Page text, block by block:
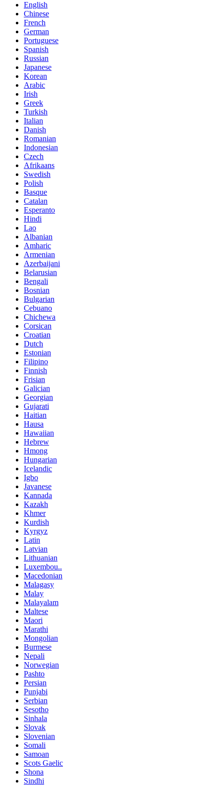
English
Chinese
French
German
Portuguese
Spanish
Russian
Japanese
Korean
Arabic
Irish
Greek
Turkish
Italian
Danish
Romanian
Indonesian
Czech
Afrikaans
Swedish
Polish
Basque
Catalan
Esperanto
Hindi
Lao
Albanian
Amharic
Armenian
Azerbaijani
Belarusian
Bengali
Bosnian
Bulgarian
Cebuano
Chichewa
Corsican
Croatian
Dutch
Estonian
Filipino
Finnish
Frisian
Galician
Georgian
Gujarati
Haitian
Hausa
Hawaiian
Hebrew
Hmong
Hungarian
Icelandic
Igbo
Javanese
Kannada
Kazakh
Khmer
Kurdish
Kyrgyz
Latin
Latvian
Lithuanian
Luxembou..
Macedonian
Malagasy
Malay
Malayalam
Maltese
Maori
Marathi
Mongolian
Burmese
Nepali
Norwegian
Pashto
Persian
Punjabi
Serbian
Sesotho
Sinhala
Slovak
Slovenian
Somali
Samoan
Scots Gaelic
Shona
Sindhi